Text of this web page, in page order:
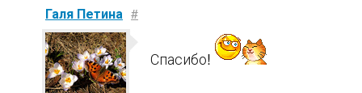
Галя Петина #
Спасибо!